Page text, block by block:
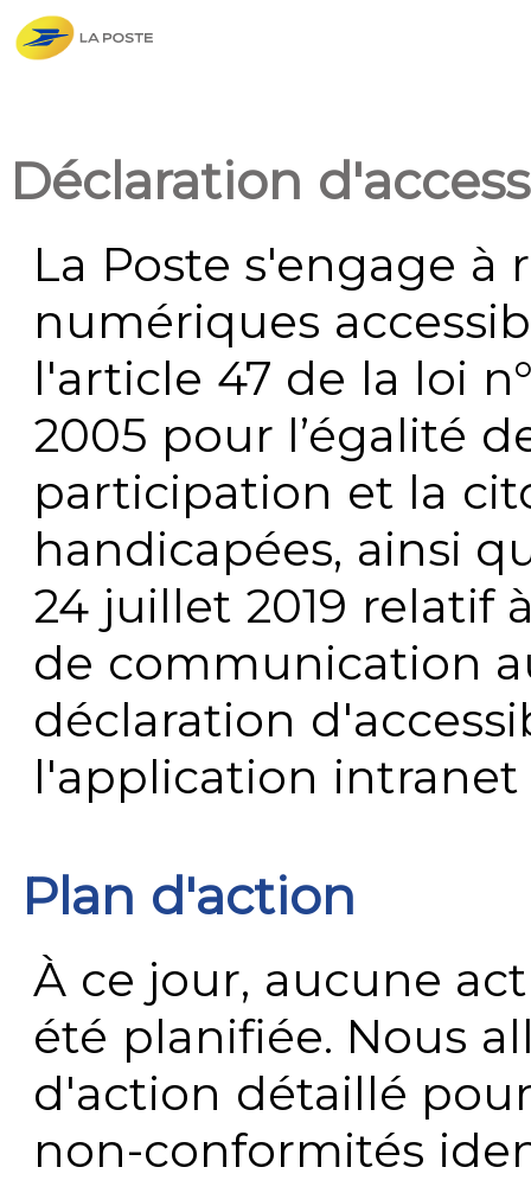
Déclaration
La Poste s'engage à
numériques
l'article 47 de la loi
2005 pour l’égalité
participation et la
handicapées, ainsi
24 juillet 2019 relatif
de communication
déclaration
l'application
Plan d'action
À ce jour, aucune
été planifiée. Nous
d'action détaillé
non-conformités